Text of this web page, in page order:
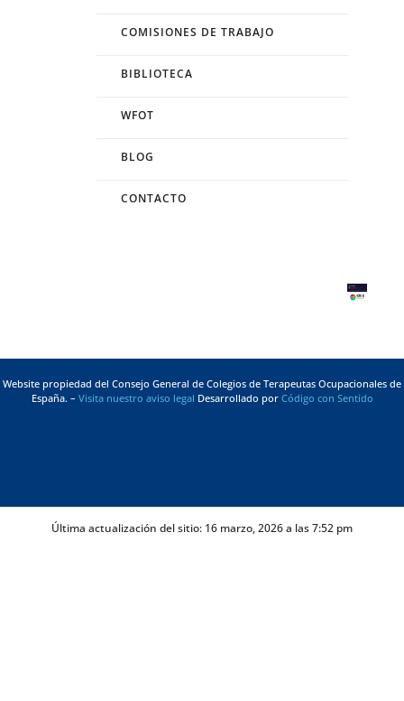
COMISIONES DE TRABAJO
BIBLIOTECA
WFOT
BLOG
CONTACTO
Website propiedad del Consejo General de Colegios de Terapeutas Ocupacionales de
España. – Visita nuestro aviso legal Desarrollado por Código con Sentido
Última actualización del sitio: 16 marzo, 2026 a las 7:52 pm